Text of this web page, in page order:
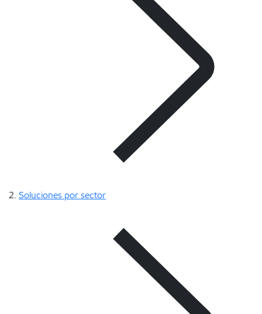
Soluciones por sector